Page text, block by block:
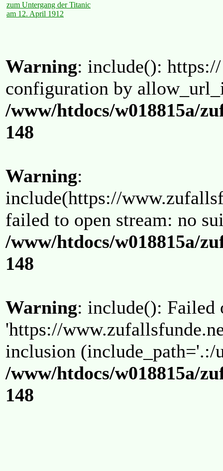
zum Untergang der Titanic
am 12. April 1912
Warning: include():
configuration by
/www/htdocs/w018815a/
148
Warning:
include(https://
failed to open stream: no
/www/htdocs/w018815a/
148
Warning: include(): Failed
'https://
inclusion (include_path='.:/
/www/htdocs/w018815a/
148